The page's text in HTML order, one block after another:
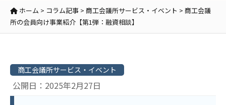
ホーム > コラム記事 > 商工会議所サービス・イベント > 商工会議
所の会員向け事業紹介【第1弾：融資相談】
公開日：2025年2月27日
商工会議所サービス・イベント